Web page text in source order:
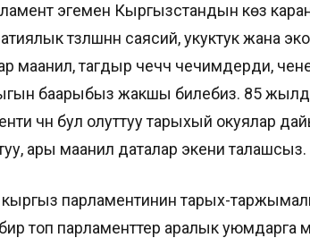
эгемен Кыргызстандын көз
түзүлүшүнүн саясий, укуктук жана
маанилүү, тагдыр чечүүчү чечимдерди,
баарыбыз жакшы билебиз. 85
үчүн бул олуттуу тарыхый окуялар
ары маанилүү даталар экени талашсыз.
парламентинин тарых-
топ парламенттер аралык уюмдарга